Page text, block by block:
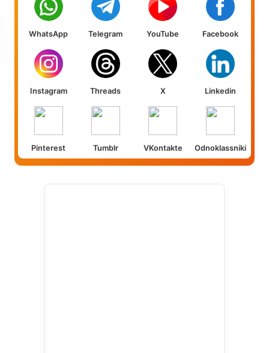
WhatsApp Telegram YouTube Facebook
Instagram Threads X Linkedin
Pinterest Tumblr VKontakte Odnoklassniki